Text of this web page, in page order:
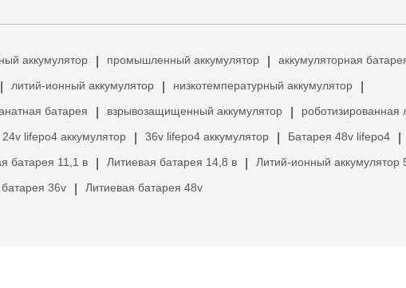
аккумулятор промышленный аккумулятор аккумуляторная
литий-ионный аккумулятор низкотемпературный аккумулятор
батарея взрывозащищенный аккумулятор роботизированная
24v lifepo4 аккумулятор 36v lifepo4 аккумулятор Батарея 48v lifepo4
батарея 11,1 в Литиевая батарея 14,8 в Литий-ионный аккумулятор
36v Литиевая батарея 48v